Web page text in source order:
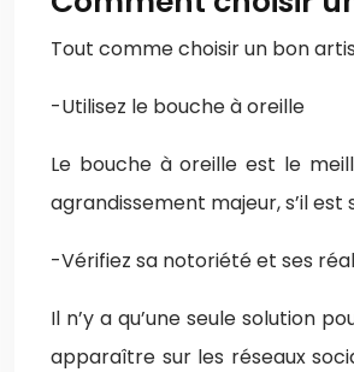
Tout comme choisir un bon
-Utilisez le bouche à oreille
Le bouche à oreille est le
agrandissement majeur, s’il
-Vérifiez sa notoriété et ses
Il n’y a qu’une seule solution
apparaître sur les réseaux